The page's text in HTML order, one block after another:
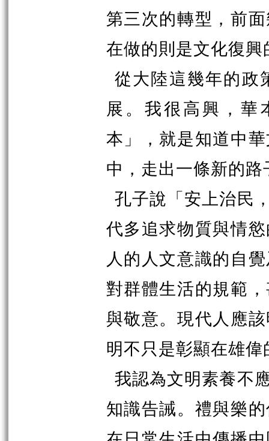
第三次的轉型，前
在做的則是文化復興
從大陸這幾年的政
展。我很高興，華
本」，就是知道中
中，走出一條新的路
孔子說「安上治民
代多追求物質與情
人的人文意識的自
對群體生活的規範
與敬意。現代人應
明不只是彰顯在雄
我認為文明素養不
知識告誡。禮與樂